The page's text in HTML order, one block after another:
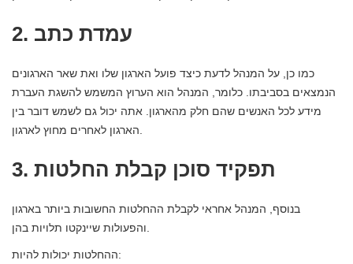
2. עמדת כתב
כמו כן, על המנהל לדעת כיצד פועל הארגון שלו ואת שאר הארגונים
הנמצאים בסביבתו. כלומר, המנהל הוא הערוץ המשמש להשגת העברת
מידע לכל האנשים שהם חלק מהארגון. אתה יכול גם לשמש דובר בין
3. תפקיד סוכן קבלת החלטות
בנוסף, המנהל אחראי לקבלת ההחלטות החשובות ביותר בארגון
ההחלטות יכולות להיות: